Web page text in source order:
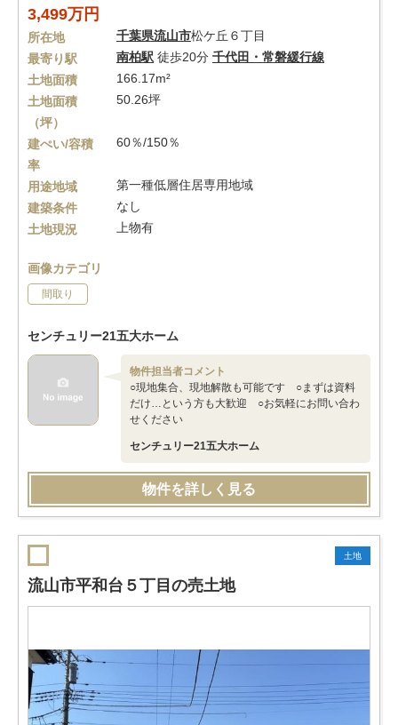
3,499万円
所在地 千葉県流山市松ケ丘６丁目
最寄り駅
南柏駅 徒歩20分 千代田・常磐緩行線
土地面積
166.17m²
土地面積
（坪）
50.26坪
建ぺい/容積
率
60％/150％
用途地域
第一種低層住居専用地域
建築条件
なし
土地現況
上物有
画像カテゴリ
間取り
センチュリー21五大ホーム
物件担当者コメント
○現地集合、現地解散も可能です ○まずは資料
だけ…という方も大歓迎 ○お気軽にお問い合わ
せください
センチュリー21五大ホーム
物件を詳しく見る
土地
流山市平和台５丁目の売土地